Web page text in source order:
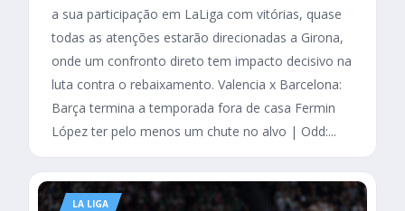
a sua participação em LaLiga com vitórias, quase
todas as atenções estarão direcionadas a Girona,
onde um confronto direto tem impacto decisivo na
luta contra o rebaixamento. Valencia x Barcelona:
Barça termina a temporada fora de casa Fermin
López ter pelo menos um chute no alvo | Odd:...
LA LIGA